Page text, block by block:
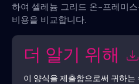
하여 셀레늄 그리드 온-프레미
비용을 비교합니다.
더 알기 위해
이 양식을 제출함으로써 귀하는